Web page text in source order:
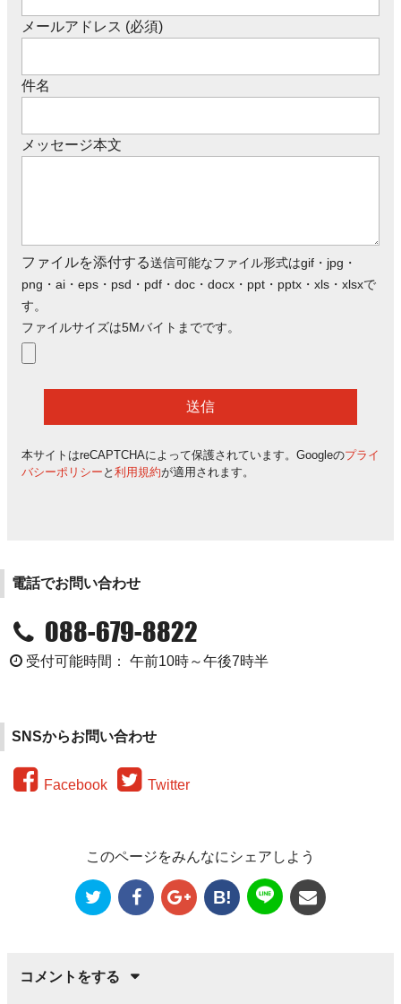
メールアドレス (必須)
件名
メッセージ本文
ファイルを添付する送信可能なファイル形式はgif・jpg・
png・ai・eps・psd・pdf・doc・docx・ppt・pptx・xls・xlsxで
す。
ファイルサイズは5Mバイトまでです。
本サイトはreCAPTCHAによって保護されています。Googleのプライ
バシーポリシー と 利用規約が適用されます。
電話でお問い合わせ
088-679-8822
受付可能時間： 午前10時～午後7時半
SNSからお問い合わせ
Facebook Twitter
このページをみんなにシェアしよう
B!
コメントをする